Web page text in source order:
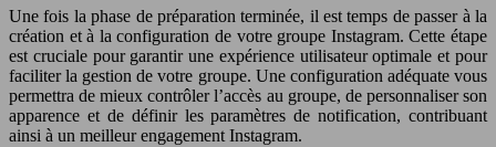
Une fois la phase de préparation terminée, il est temps de passer à la
création et à la configuration de votre groupe Instagram. Cette étape
est cruciale pour garantir une expérience utilisateur optimale et pour
faciliter la gestion de votre groupe. Une configuration adéquate vous
permettra de mieux contrôler l’accès au groupe, de personnaliser son
apparence et de définir les paramètres de notification, contribuant
ainsi à un meilleur engagement Instagram.